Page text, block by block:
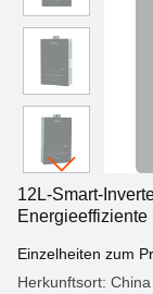
12L-Smart-
Einzelheiten zum
Herkunftsort: China